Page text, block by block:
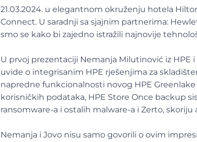
21.03.2024. u elegantnom okruženju hotela
Connect. U saradnji sa sjajnim partnerima:
smo se kako bi zajedno istražili najnovije
U prvoj prezentaciji Nemanja Milutinović iz HPE
uvide o integrisanim HPE rješenjima za
napredne funkcionalnosti novog HPE
korisničkih podataka, HPE Store Once backup
ransomware-a i ostalih malware-a i Zerto, skoriju
Nemanja i Jovo nisu samo govorili o ovim